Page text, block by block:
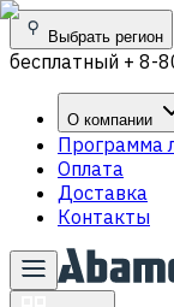
Выбрать регион
бесплатный + 8-
О компании
Программа
Оплата
Доставка
Контакты